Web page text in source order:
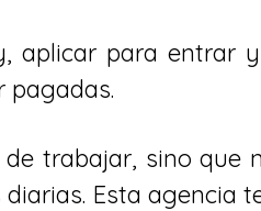
aplicar para entrar
pagadas.
trabajar, sino que
Esta agencia